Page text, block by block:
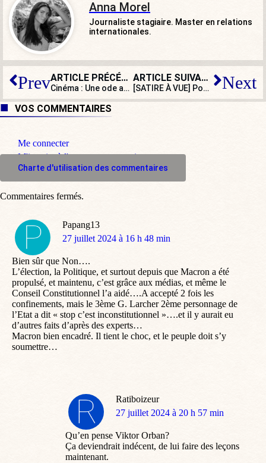
Anna Morel
Journaliste stagiaire. Master en relations
internationales.
Prev ARTICLE PRÉCÉDENT
Cinéma : Une ode américaine, la vie de J. D. Vance, colistier de Donald Trump
ARTICLE SUIVANT
[SATIRE À VUE] Pour les JO, un homme s’enferme dans une bouteille ! Next
VOS COMMENTAIRES
Me connecter
M'inscrire à l'espace commentaire
Charte d'utilisation des commentaires
Papang13
dit
27 juillet 2024 à 16 h 48 min
Bien sûr que Non….
L’élection, la Politique, et surtout depuis que Macron a été
propulsé, et maintenu, c’est grâce aux médias, et même le
Conseil Constitutionnel l’a aidé….A accepté 2 fois les
confinements, mais le 3ème G. Larcher 2ème personnage de
l’Etat a dit « stop c’est inconstitutionnel »….et il y aurait eu
d’autres faits d’après des experts…
Macron bien encadré. Il tient le choc, et le peuple doit s’y
soumettre…
Ratiboizeur
dit
27 juillet 2024 à 20 h 57 min
Qu’en pense Viktor Orban?
Ça deviendrait indécent, de lui faire des leçons
maintenant.
Commentaires fermés.